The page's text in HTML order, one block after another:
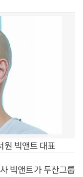
빅앤트 대표
빅앤트가 두산그룹